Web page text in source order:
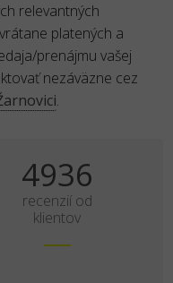
relevantných
platených a
prenájmu vašej
nezáväzne cez
.
6170
recenzií od
klientov